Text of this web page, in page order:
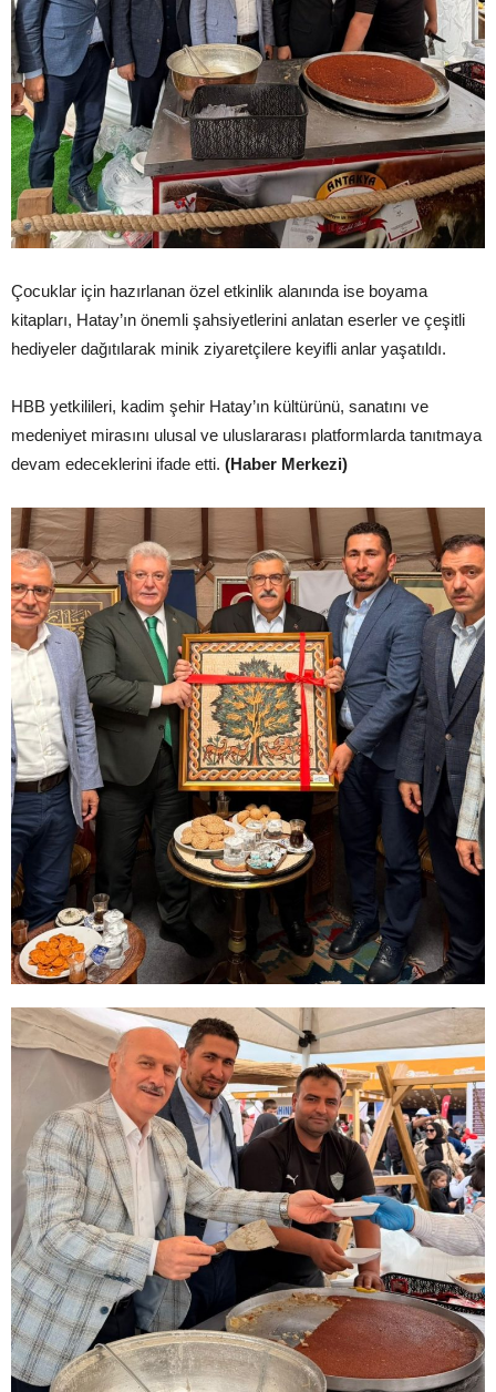
Çocuklar için hazırlanan özel etkinlik alanında ise boyama
kitapları, Hatay’ın önemli şahsiyetlerini anlatan eserler ve çeşitli
hediyeler dağıtılarak minik ziyaretçilere keyifli anlar yaşatıldı.
HBB yetkilileri, kadim şehir Hatay’ın kültürünü, sanatını ve
medeniyet mirasını ulusal ve uluslararası platformlarda tanıtmaya
devam edeceklerini ifade etti. (Haber Merkezi)